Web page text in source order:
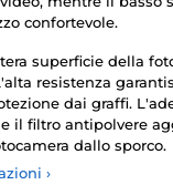
confortevole.
superficie della
resistenza
dai graffi.
il filtro antipolvere
dallo sporco.
›